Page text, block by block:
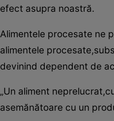
efect asupra noastră.
Alimentele procesate ne
alimentele
devinind dependent de
„Un aliment
asemănătoare cu un